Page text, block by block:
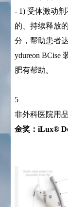
- 1) 受体激动
的、持续释放
分，帮助患者
ydureon BCise
肥有帮助。
5
非外科医院用
金奖：iLux®